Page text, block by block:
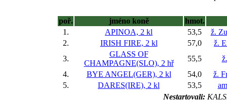
poř. jméno koně
hmot.
1.
APINOA, 2 kl 53,5
ž.
2.
IRISH FIRE, 2 kl 57,0
ž.
3.
GLASS OF
CHAMPAGNE(SLO), 2 hř
55,5
4.
BYE ANGEL(GER), 2 kl 54,0
ž.
5.
DARES(IRE), 2 kl 53,5
Nestartovali: